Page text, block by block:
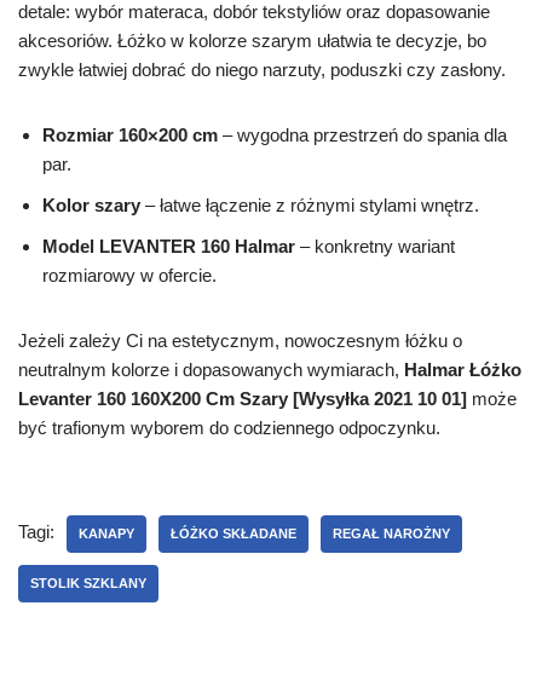
detale: wybór materaca, dobór tekstyliów oraz dopasowanie
akcesoriów. Łóżko w kolorze szarym ułatwia te decyzje, bo
zwykle łatwiej dobrać do niego narzuty, poduszki czy zasłony.
Rozmiar 160×200 cm – wygodna przestrzeń do spania dla
par.
Kolor szary – łatwe łączenie z różnymi stylami wnętrz.
Model LEVANTER 160 Halmar – konkretny wariant
rozmiarowy w ofercie.
Jeżeli zależy Ci na estetycznym, nowoczesnym łóżku o
neutralnym kolorze i dopasowanych wymiarach, Halmar Łóżko
Levanter 160 160X200 Cm Szary [Wysyłka 2021 10 01] może
być trafionym wyborem do codziennego odpoczynku.
Tagi: KANAPY ŁÓŻKO SKŁADANE REGAŁ NAROŻNY
STOLIK SZKLANY